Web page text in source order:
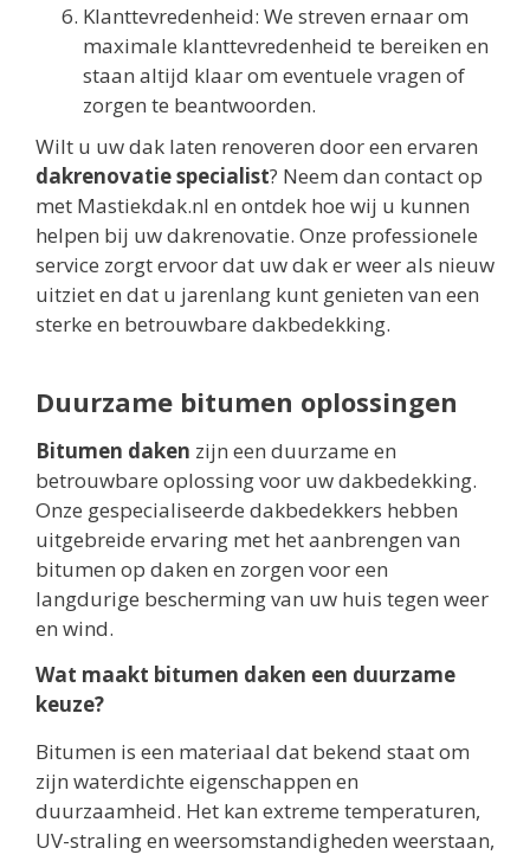
Klanttevredenheid: We streven ernaar om
maximale klanttevredenheid te bereiken en
staan altijd klaar om eventuele vragen of
zorgen te beantwoorden.
Wilt u uw dak laten renoveren door een ervaren
dakrenovatie specialist? Neem dan contact op
met Mastiekdak.nl en ontdek hoe wij u kunnen
helpen bij uw dakrenovatie. Onze professionele
service zorgt ervoor dat uw dak er weer als nieuw
uitziet en dat u jarenlang kunt genieten van een
sterke en betrouwbare dakbedekking.
Duurzame bitumen oplossingen
Bitumen daken zijn een duurzame en
betrouwbare oplossing voor uw dakbedekking.
Onze gespecialiseerde dakbedekkers hebben
uitgebreide ervaring met het aanbrengen van
bitumen op daken en zorgen voor een
langdurige bescherming van uw huis tegen weer
en wind.
Wat maakt bitumen daken een duurzame
keuze?
Bitumen is een materiaal dat bekend staat om
zijn waterdichte eigenschappen en
duurzaamheid. Het kan extreme temperaturen,
UV-straling en weersomstandigheden weerstaan,